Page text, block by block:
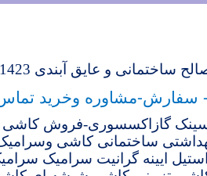
ساختمانی و عایق آبندی
سفارش-مشاوره وخرید
گازاکسسوری-فروش کاشی
ساختمانی کاشی
ایینه گرانیت سرامیک